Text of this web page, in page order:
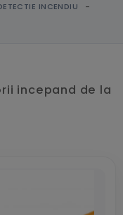
INCENDIU
incepand de la